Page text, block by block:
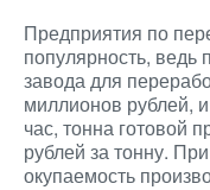
Предприятия по
популярность, ведь
завода для
миллионов рублей,
час, тонна готовой
рублей за тонну.
окупаемость